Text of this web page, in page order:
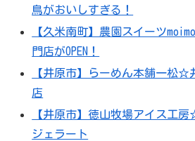
鳥がおいしすぎる！
【久米南町】農園スイーツ
門店がOPEN！
【井原市】らーめん本舗一松☆
店
【井原市】徳山牧場アイス工
ジェラート